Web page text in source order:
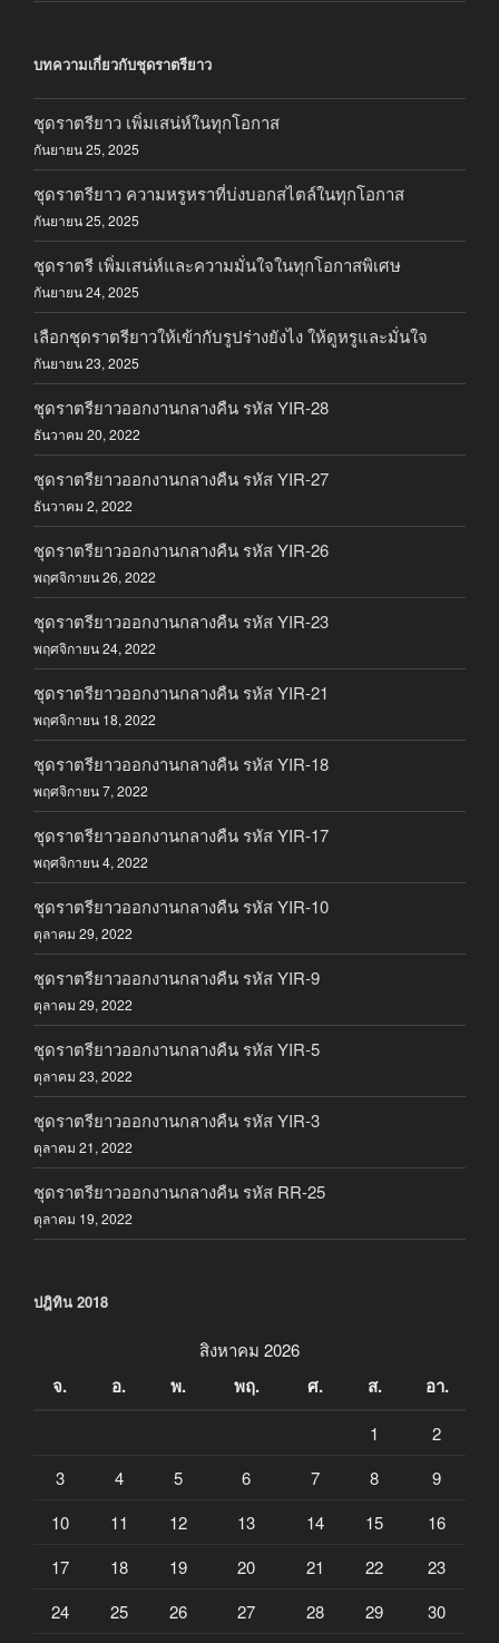
บทความเกี่ยวกับชุดราตรียาว
ชุดราตรียาว เพิ่มเสน่ห์ในทุกโอกาส
กันยายน 25, 2025
ชุดราตรียาว ความหรูหราที่บ่งบอกสไตล์ในทุกโอกาส
กันยายน 25, 2025
ชุดราตรี เพิ่มเสน่ห์และความมั่นใจในทุกโอกาสพิเศษ
กันยายน 24, 2025
เลือกชุดราตรียาวให้เข้ากับรูปร่างยังไง ให้ดูหรูและมั่นใจ
กันยายน 23, 2025
ชุดราตรียาวออกงานกลางคืน รหัส YIR-28
ธันวาคม 20, 2022
ชุดราตรียาวออกงานกลางคืน รหัส YIR-27
ธันวาคม 2, 2022
ชุดราตรียาวออกงานกลางคืน รหัส YIR-26
พฤศจิกายน 26, 2022
ชุดราตรียาวออกงานกลางคืน รหัส YIR-23
พฤศจิกายน 24, 2022
ชุดราตรียาวออกงานกลางคืน รหัส YIR-21
พฤศจิกายน 18, 2022
ชุดราตรียาวออกงานกลางคืน รหัส YIR-18
พฤศจิกายน 7, 2022
ชุดราตรียาวออกงานกลางคืน รหัส YIR-17
พฤศจิกายน 4, 2022
ชุดราตรียาวออกงานกลางคืน รหัส YIR-10
ตุลาคม 29, 2022
ชุดราตรียาวออกงานกลางคืน รหัส YIR-9
ตุลาคม 29, 2022
ชุดราตรียาวออกงานกลางคืน รหัส YIR-5
ตุลาคม 23, 2022
ชุดราตรียาวออกงานกลางคืน รหัส YIR-3
ตุลาคม 21, 2022
ชุดราตรียาวออกงานกลางคืน รหัส RR-25
ตุลาคม 19, 2022
ปฎิทิน 2018
สิงหาคม 2026
จ. อ. พ. พฤ. ศ. ส. อา.
1
2
3
4 5 6 7 8
9
10
11 12 13 14 15
16
17
18 19 20 21 22
23
24
25 26 27 28 29 30